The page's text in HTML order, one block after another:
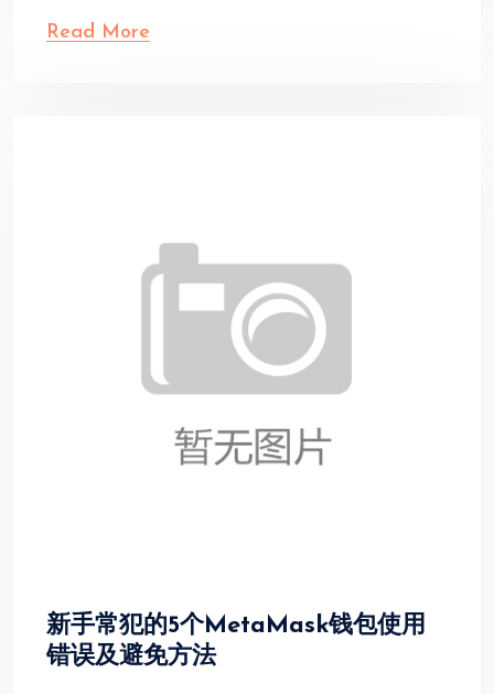
Read More
新手常犯的5个MetaMask钱包使用
错误及避免方法